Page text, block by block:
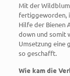
Mit der
fertiggeworden,
Hilfe der Bienen
down und somit
Umsetzung eine
so geschafft.
Wie kam die